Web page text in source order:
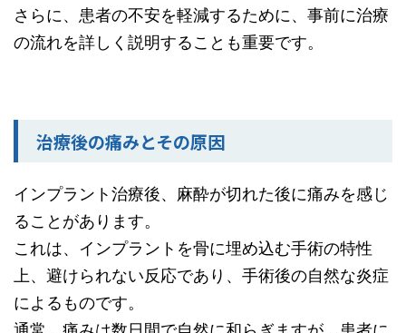
さらに、患者の不安を軽減するために、事前に治療
の流れを詳しく説明することも重要です。
治療後の痛みとその原因
インプラント治療後、麻酔が切れた後に痛みを感じ
ることがあります。
これは、インプラントを骨に埋め込む手術の特性
上、避けられない反応であり、手術後の自然な炎症
によるものです。